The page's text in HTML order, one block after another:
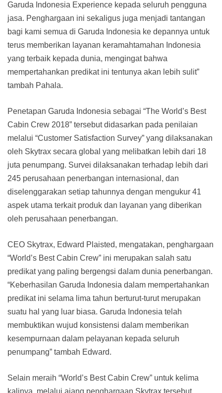
Garuda Indonesia Experience kepada seluruh pengguna
jasa. Penghargaan ini sekaligus juga menjadi tantangan
bagi kami semua di Garuda Indonesia ke depannya untuk
terus memberikan layanan keramahtamahan Indonesia
yang terbaik kepada dunia, mengingat bahwa
mempertahankan predikat ini tentunya akan lebih sulit”
tambah Pahala.
Penetapan Garuda Indonesia sebagai “The World’s Best
Cabin Crew 2018” tersebut didasarkan pada penilaian
melalui “Customer Satisfaction Survey” yang dilaksanakan
oleh Skytrax secara global yang melibatkan lebih dari 18
juta penumpang. Survei dilaksanakan terhadap lebih dari
245 perusahaan penerbangan internasional, dan
diselenggarakan setiap tahunnya dengan mengukur 41
aspek utama terkait produk dan layanan yang diberikan
oleh perusahaan penerbangan.
CEO Skytrax, Edward Plaisted, mengatakan, penghargaan
“World’s Best Cabin Crew” ini merupakan salah satu
predikat yang paling bergengsi dalam dunia penerbangan.
“Keberhasilan Garuda Indonesia dalam mempertahankan
predikat ini selama lima tahun berturut-turut merupakan
suatu hal yang luar biasa. Garuda Indonesia telah
membuktikan wujud konsistensi dalam memberikan
kesempurnaan dalam pelayanan kepada seluruh
penumpang” tambah Edward.
Selain meraih “World’s Best Cabin Crew” untuk kelima